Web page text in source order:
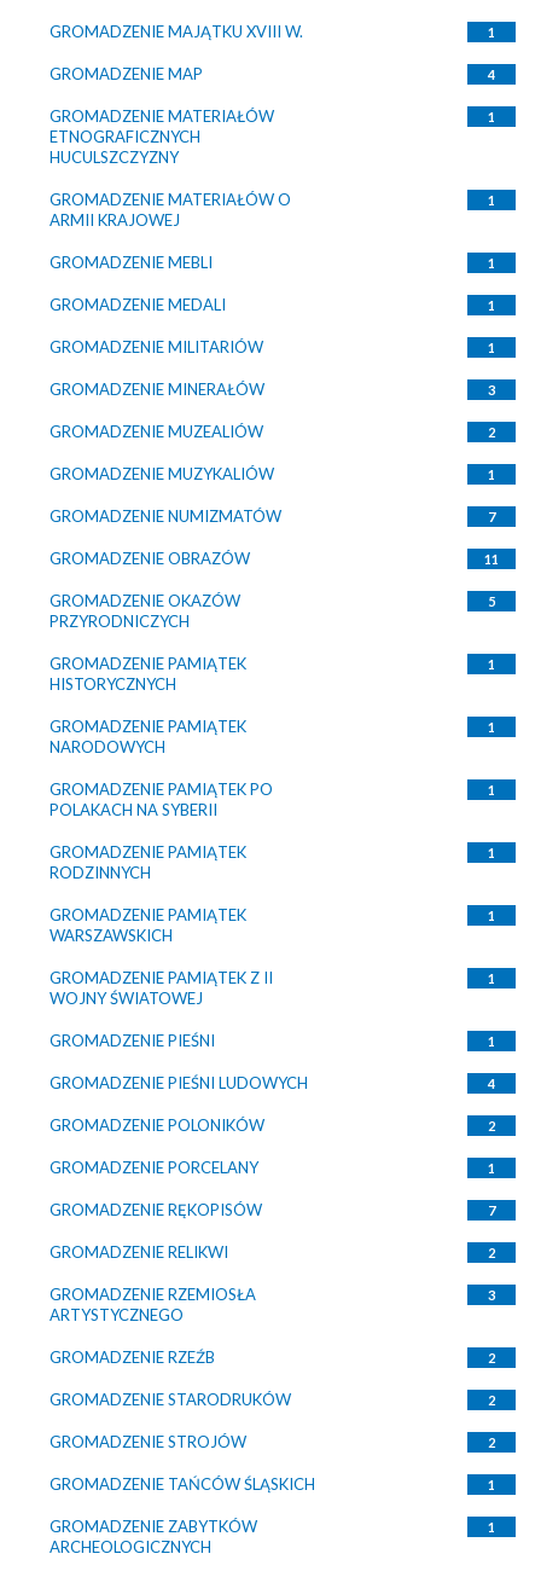
GROMADZENIE MAJĄTKU XVIII W. 1
GROMADZENIE MAP 4
GROMADZENIE MATERIAŁÓW
ETNOGRAFICZNYCH
HUCULSZCZYZNY
1
GROMADZENIE MATERIAŁÓW O
ARMII KRAJOWEJ
1
GROMADZENIE MEBLI 1
GROMADZENIE MEDALI 1
GROMADZENIE MILITARIÓW 1
GROMADZENIE MINERAŁÓW 3
GROMADZENIE MUZEALIÓW 2
GROMADZENIE MUZYKALIÓW 1
GROMADZENIE NUMIZMATÓW 7
GROMADZENIE OBRAZÓW 11
GROMADZENIE OKAZÓW
PRZYRODNICZYCH
5
GROMADZENIE PAMIĄTEK
HISTORYCZNYCH
1
GROMADZENIE PAMIĄTEK
NARODOWYCH
1
GROMADZENIE PAMIĄTEK PO
POLAKACH NA SYBERII
1
GROMADZENIE PAMIĄTEK
RODZINNYCH
1
GROMADZENIE PAMIĄTEK
WARSZAWSKICH
1
GROMADZENIE PAMIĄTEK Z II
WOJNY ŚWIATOWEJ
1
GROMADZENIE PIEŚNI 1
GROMADZENIE PIEŚNI LUDOWYCH 4
GROMADZENIE POLONIKÓW 2
GROMADZENIE PORCELANY 1
GROMADZENIE RĘKOPISÓW 7
GROMADZENIE RELIKWI 2
GROMADZENIE RZEMIOSŁA
ARTYSTYCZNEGO
3
GROMADZENIE RZEŹB 2
GROMADZENIE STARODRUKÓW 2
GROMADZENIE STROJÓW 2
GROMADZENIE TAŃCÓW ŚLĄSKICH 1
GROMADZENIE ZABYTKÓW
ARCHEOLOGICZNYCH
1